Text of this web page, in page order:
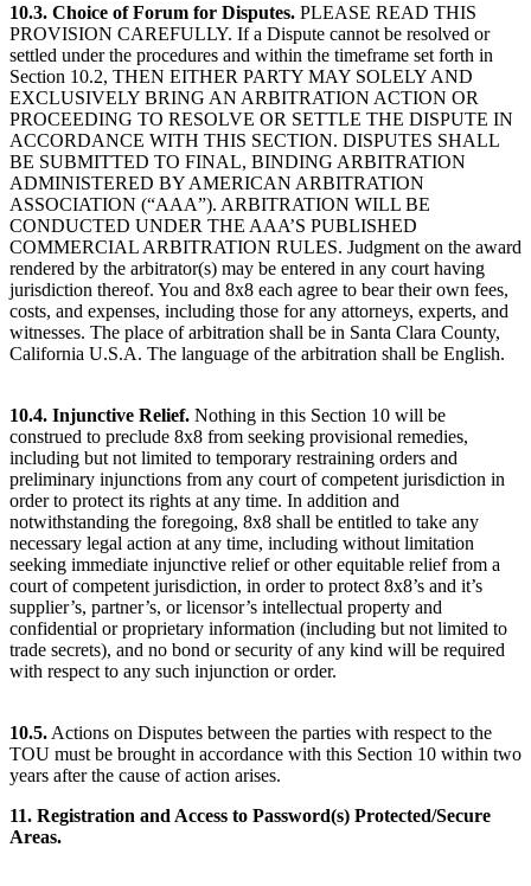
10.3. Choice of Forum for Disputes. PLEASE READ THIS
PROVISION CAREFULLY. If a Dispute cannot be resolved or
settled under the procedures and within the timeframe set forth in
Section 10.2, THEN EITHER PARTY MAY SOLELY AND
EXCLUSIVELY BRING AN ARBITRATION ACTION OR
PROCEEDING TO RESOLVE OR SETTLE THE DISPUTE IN
ACCORDANCE WITH THIS SECTION. DISPUTES SHALL
BE SUBMITTED TO FINAL, BINDING ARBITRATION
ADMINISTERED BY AMERICAN ARBITRATION
ASSOCIATION (“AAA”). ARBITRATION WILL BE
CONDUCTED UNDER THE AAA’S PUBLISHED
COMMERCIAL ARBITRATION RULES. Judgment on the award
rendered by the arbitrator(s) may be entered in any court having
jurisdiction thereof. You and 8x8 each agree to bear their own fees,
costs, and expenses, including those for any attorneys, experts, and
witnesses. The place of arbitration shall be in Santa Clara County,
California U.S.A. The language of the arbitration shall be English.
10.4. Injunctive Relief. Nothing in this Section 10 will be
construed to preclude 8x8 from seeking provisional remedies,
including but not limited to temporary restraining orders and
preliminary injunctions from any court of competent jurisdiction in
order to protect its rights at any time. In addition and
notwithstanding the foregoing, 8x8 shall be entitled to take any
necessary legal action at any time, including without limitation
seeking immediate injunctive relief or other equitable relief from a
court of competent jurisdiction, in order to protect 8x8’s and it’s
supplier’s, partner’s, or licensor’s intellectual property and
confidential or proprietary information (including but not limited to
trade secrets), and no bond or security of any kind will be required
with respect to any such injunction or order.
10.5. Actions on Disputes between the parties with respect to the
TOU must be brought in accordance with this Section 10 within two
years after the cause of action arises.
11. Registration and Access to Password(s) Protected/Secure
Areas.